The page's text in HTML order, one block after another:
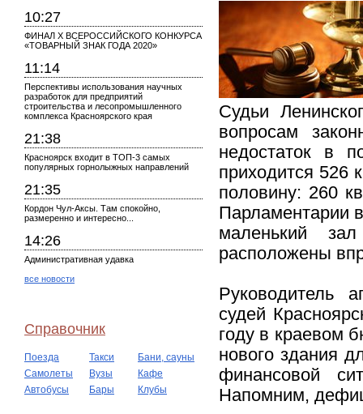
10:27
ФИНАЛ X ВСЕРОССИЙСКОГО КОНКУРСА
«ТОВАРНЫЙ ЗНАК ГОДА 2020»
11:14
Перспективы использования научных
разработок для предприятий
строительства и лесопромышленного
комплекса Красноярского края
21:38
Красноярск входит в ТОП-3 самых
популярных горнолыжных направлений
21:35
Кордон Чул-Аксы. Там спокойно,
размеренно и интересно...
14:26
Административная удавка
все новости
Справочник
Поезда Такси
Бани, сауны
Самолеты
Вузы
Кафе
Автобусы
Бары Клубы
Судьи
вопросам
недостаток в
приходится 526
половину: 260
Парламентарии
маленький
расположены
Руководитель
судей
году в краевом
нового здания
финансовой
Напомним,